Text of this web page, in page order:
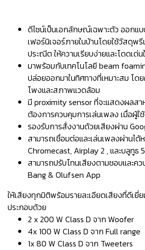
ดีไซน์เป็นเอกลักษณ์เฉพาะตัว ออกแบ
เฟอร์นิเจอร์ภายในบ้านโดยใช้วัสดุพ
ประณีต ให้ความเรียบง่ายและโดดเด่น
มาพร้อมกับเทคโนโลยี beam
ปล่อยออกมาในทิศทางที่เหมาะสม โ
โพงและสภาพแวดล้อม
มี proximity sensor ที่จะแสดงผลส
ต้องการควบคุมการเล่นเพลง เมื่อผู้ใ
รองรับการสั่งงานด้วยเสียงผ่าน
สามารถเชื่อมต่อและเล่นเพลงผ่านได้
Chromecast, Airplay 2 , และบลูทูธ
สามารถปรับโทนเสียงตามชอบและค
Bang & Olufsen App
ให้เสียงทุกมิติพร้อมรายละเอียดเสียงที่ดีเ
ประกอบด้วย
2 x 200 W Class D จาก Woofer
4x 100 W Class D จาก Full range
1x 80 W Class D จาก Tweeters